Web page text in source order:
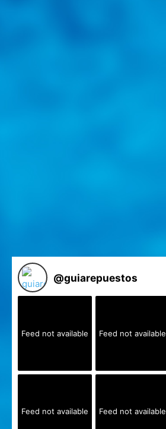
@guiarepuestos
Feed not available Feed not available
Feed not available Feed not available